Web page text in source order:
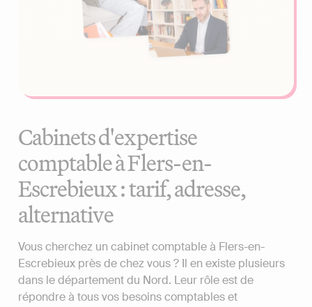
Cabinets d'expertise
comptable à Flers-en-
Escrebieux : tarif, adresse,
alternative
Vous cherchez un cabinet comptable à Flers-en-
Escrebieux près de chez vous ? Il en existe plusieurs
dans le département du Nord. Leur rôle est de
répondre à tous vos besoins comptables et